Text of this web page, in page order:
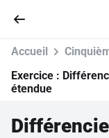
Accueil
Exercice :
étendue